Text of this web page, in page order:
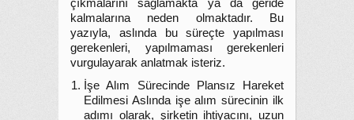
çıkmalarını sağlamakta ya da geride
kalmalarına neden olmaktadır. Bu
yazıyla, aslında bu süreçte yapılması
gerekenleri, yapılmaması gerekenleri
vurgulayarak anlatmak isteriz.
İşe Alım Sürecinde Plansız Hareket
Edilmesi Aslında işe alım sürecinin ilk
adımı olarak, şirketin ihtiyacını, uzun